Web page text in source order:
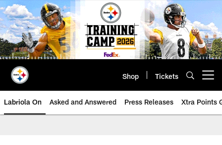
Skip
to
main
content
Shop Tickets
Labriola On Asked and Answered Press Releases Xtra Points